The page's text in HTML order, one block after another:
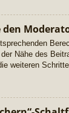
Nähe des
weiteren